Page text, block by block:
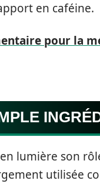
en caféine.
pour la
lumière son
utilisée